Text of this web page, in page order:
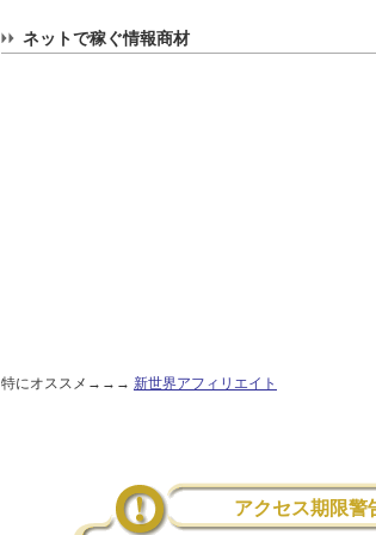
ネットで稼ぐ情報商材
特にオススメ→→→ 新世界アフィリエイト
アクセス期限警